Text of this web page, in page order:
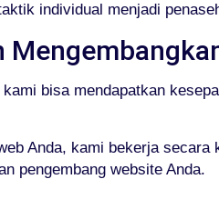
individual menjadi
bisa mendapatkan
Anda, kami bekerja secara
pengembang website Anda.